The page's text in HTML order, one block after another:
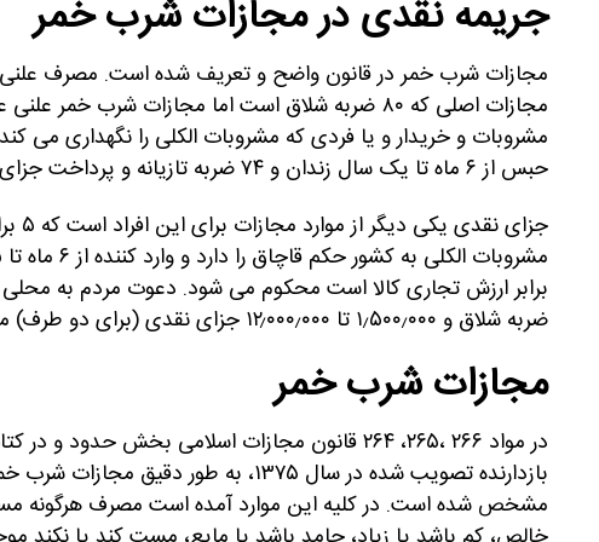
جریمه نقدی در مجازات شرب خمر
مجازات شرب خمر در قانون واضح و تعریف شده است. مصرف
مشروبات و خریدار و یا فردی که مشروبات الکلی را نگهداری می
حبس از ۶ ماه تا یک سال زندان و ۷۴ ضربه تازیانه و پرداخت جزای نقدی محکوم می شود.
ضربه شلاق و ۱٫۵۰۰٫۰۰۰ تا ۱۲٫۰۰۰٫۰۰۰ جزای نقدی (برای دو طرف) مجازات تعیین شده است.
مجازات شرب خمر
بازدارنده تصویب شده در سال ۱۳۷۵، به
مشخص شده است. در کلیه این موارد آمده است مصرف هرگونه